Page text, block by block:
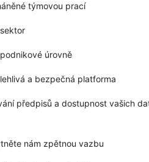
týmovou prací
úrovně
a bezpečná platforma
předpisů a dostupnost vašich
nám zpětnou vazbu